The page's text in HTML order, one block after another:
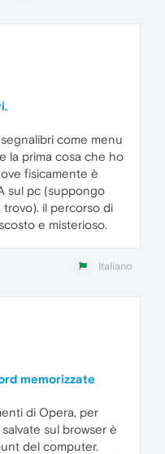
come menu
la prima cosa che ho
fisicamente è
sul pc (suppongo
il percorso di
e misterioso.
Italiano
memorizzate
di Opera, per
sul browser è
del computer.